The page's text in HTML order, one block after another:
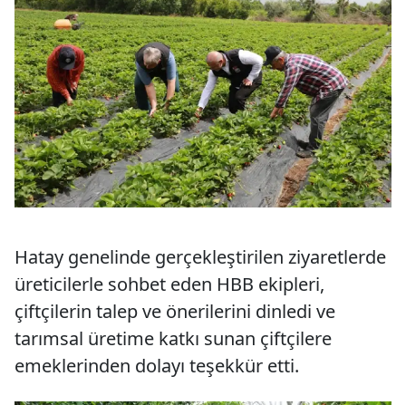
Hatay genelinde gerçekleştirilen ziyaretlerde
üreticilerle sohbet eden HBB ekipleri,
çiftçilerin talep ve önerilerini dinledi ve
tarımsal üretime katkı sunan çiftçilere
emeklerinden dolayı teşekkür etti.